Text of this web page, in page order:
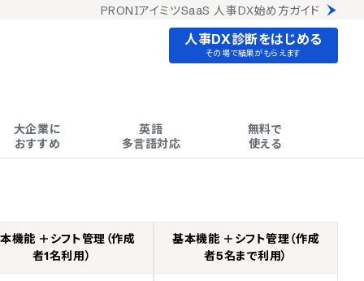
PRONIアイミツSaaS 人事DX始め方ガイド
人事DX診断をはじめる
その場で結果がもらえます
大企業に
おすすめ
英語
多言語対応
無料で
使える
機能 ＋シフト管理（作成
者1名利用）
基本機能 ＋シフト管理（作成
者5名まで利用）